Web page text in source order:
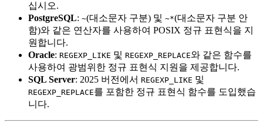
십시오.
PostgreSQL: ~(대소문자 구분) 및 ~*(대소문자 구분 안
함)와 같은 연산자를 사용하여 POSIX 정규 표현식을 지
원합니다.
Oracle: REGEXP_LIKE 및 REGEXP_REPLACE와 같은 함수를
사용하여 광범위한 정규 표현식 지원을 제공합니다.
SQL Server: 2025 버전에서 REGEXP_LIKE 및
REGEXP_REPLACE를 포함한 정규 표현식 함수를 도입했습
니다.